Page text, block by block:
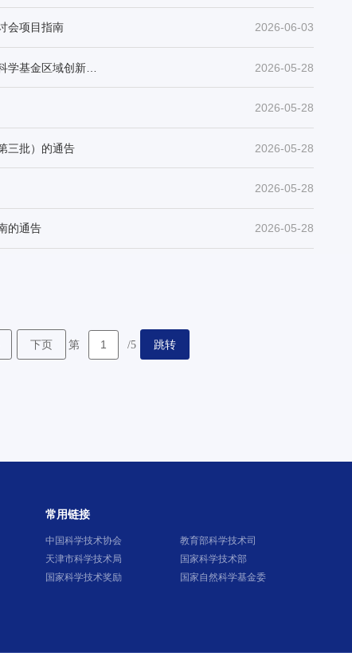
会项目指南 2026-06-03
2026-05-28
2026-05-28
三批）的通告 2026-05-28
2026-05-28
的通告 2026-05-28
下页 第 /5 跳转
常用链接
中国科学技术协会
教育部科学技术司
天津市科学技术局
国家科学技术部
国家科学技术奖励
国家自然科学基金委